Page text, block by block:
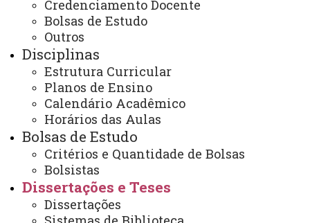
Credenciamento Docente
Bolsas de Estudo
Outros
Disciplinas
Estrutura Curricular
Planos de Ensino
Calendário Acadêmico
Horários das Aulas
Bolsas de Estudo
Critérios e Quantidade de Bolsas
Bolsistas
Dissertações e Teses
Dissertações
Banca Examinadora:
Profª. Drª. Aparecida Feola Sella (UNIOESTE)
Profª. Drª. Maria Isabel Borges (UEL)
Link:l1nk.dev/nPfcO
Data da Defesa:09/05/2023 às 14h - Remota síncrona
Título: “Textos e interações adolescentes: uma
proposta de leitura para o 7º ano do Ensino
Fundamental”
Autor(a):Bruna Regina Callegari
Orientador(a):
Profª. Drª. Rita Maria Decarli Bottega